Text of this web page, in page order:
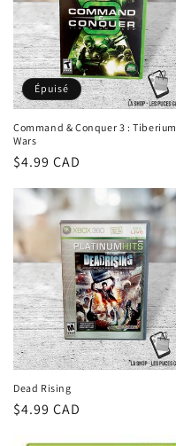
Épuisé
Command & Conquer 3 : Tiberium
Wars
Prix
$4.99 CAD
Dead Rising
Prix
$4.99 CAD